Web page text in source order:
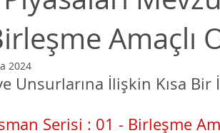
İş Hukuku Vergi Hukuku
Yolsuzluk ve Beyaz Yaka Suçları
Amaçlı
2024
Unsurlarına İlişkin Kısa Bir
Serisi : 01 - Birleşme